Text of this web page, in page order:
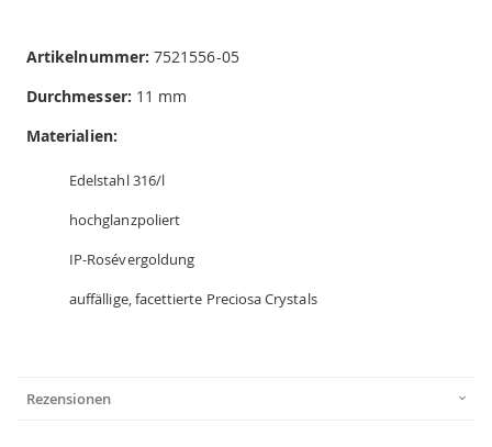
Artikelnummer: 7521556-05
Durchmesser: 11 mm
Materialien:
Edelstahl 316/l
hochglanzpoliert
IP-Rosévergoldung
auffällige, facettierte Preciosa Crystals
Rezensionen